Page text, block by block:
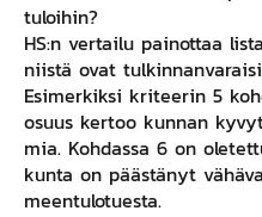
tu­loi­hin?
HS:n ver­tai­lu pai­not­taa
niis­tä ovat
Esi­mer­kik­si kri­tee­rin 5
osuus ker­too kun­nan
mia. Koh­das­sa 6 on
kun­ta on pääs­tä­nyt
meen­tu­lo­tues­ta.